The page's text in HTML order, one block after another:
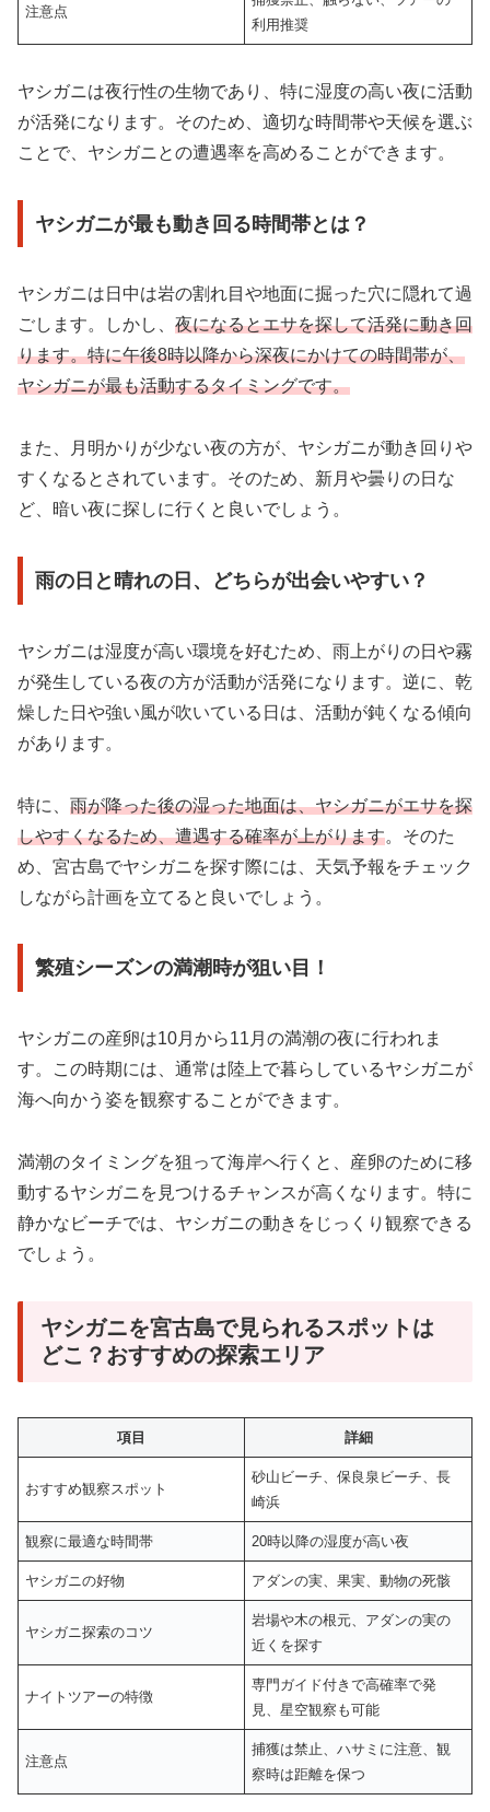
注意点
利用推奨
ヤシガニは夜行性の生物であり、特に湿度の高い夜に活動
が活発になります。そのため、適切な時間帯や天候を選ぶ
ことで、ヤシガニとの遭遇率を高めることができます。
ヤシガニが最も動き回る時間帯とは？
ヤシガニは日中は岩の割れ目や地面に掘った穴に隠れて過
ごします。しかし、 夜になるとエサを探して活発に動き回
ります。特に午後8時以降から深夜にかけての時間帯が、
ヤシガニが最も活動するタイミングです。
また、月明かりが少ない夜の方が、ヤシガニが動き回りや
すくなるとされています。そのため、新月や曇りの日な
ど、暗い夜に探しに行くと良いでしょう。
雨の日と晴れの日、どちらが出会いやすい？
ヤシガニは湿度が高い環境を好むため、雨上がりの日や霧
が発生している夜の方が活動が活発になります。逆に、乾
燥した日や強い風が吹いている日は、活動が鈍くなる傾向
があります。
特に、 雨が降った後の湿った地面は、ヤシガニがエサを探
しやすくなるため、遭遇する確率が上がります。そのた
め、宮古島でヤシガニを探す際には、天気予報をチェック
しながら計画を立てると良いでしょう。
繁殖シーズンの満潮時が狙い目！
ヤシガニの産卵は10月から11月の満潮の夜に行われま
す。この時期には、通常は陸上で暮らしているヤシガニが
海へ向かう姿を観察することができます。
満潮のタイミングを狙って海岸へ行くと、産卵のために移
動するヤシガニを見つけるチャンスが高くなります。特に
静かなビーチでは、ヤシガニの動きをじっくり観察できる
でしょう。
ヤシガニを宮古島で見られるスポットは
どこ？おすすめの探索エリア
項目 詳細
おすすめ観察スポット
砂山ビーチ、保良泉ビーチ、長
崎浜
観察に最適な時間帯 20時以降の湿度が高い夜
ヤシガニの好物 アダンの実、果実、動物の死骸
ヤシガニ探索のコツ
岩場や木の根元、アダンの実の
近くを探す
ナイトツアーの特徴
専門ガイド付きで高確率で発
見、星空観察も可能
注意点
捕獲は禁止、ハサミに注意、観
察時は距離を保つ